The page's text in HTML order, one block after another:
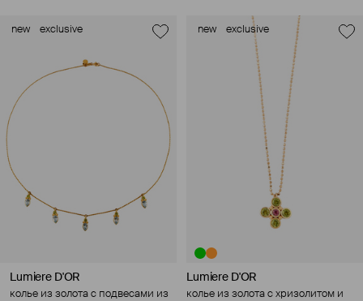
new exclusive
Lumiere D'OR
колье из золота с подвесами из
new exclusive
Lumiere D'OR
колье из золота с хризолитом и